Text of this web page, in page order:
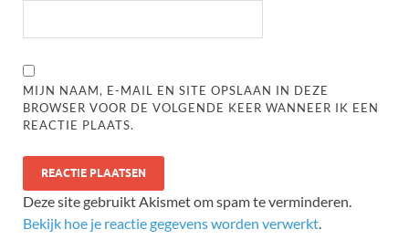
MIJN NAAM, E-MAIL EN SITE OPSLAAN IN DEZE
BROWSER VOOR DE VOLGENDE KEER WANNEER IK EEN
REACTIE PLAATS.
Deze site gebruikt Akismet om spam te verminderen.
Bekijk hoe je reactie gegevens worden verwerkt.